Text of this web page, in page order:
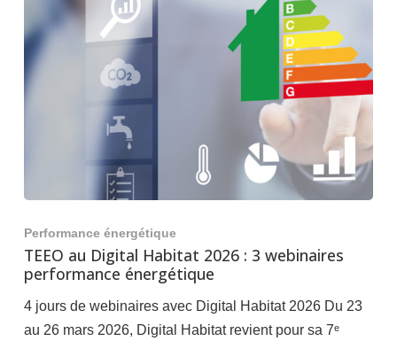
Performance énergétique
TEEO au Digital Habitat 2026 : 3 webinaires
performance énergétique
4 jours de webinaires avec Digital Habitat 2026 Du 23
au 26 mars 2026, Digital Habitat revient pour sa 7ᵉ